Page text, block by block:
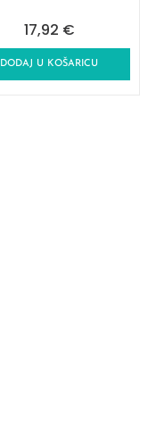
17,92 €
DODAJ U KOŠARICU